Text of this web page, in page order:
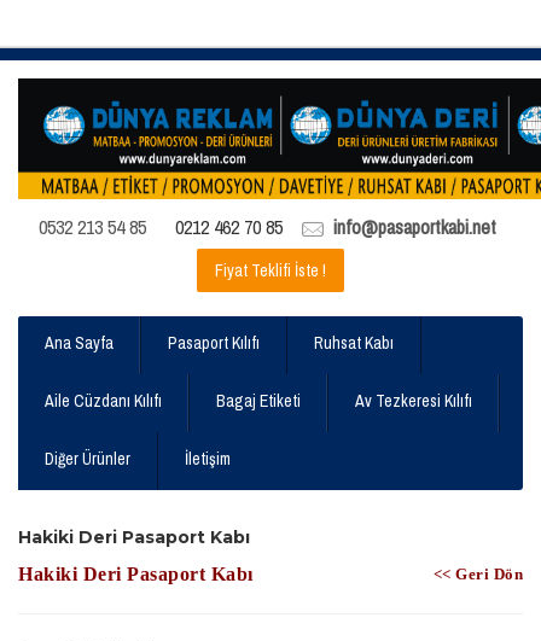
0532 213 54 85 0212 462 70 85 info@pasaportkabi.net
Fiyat Teklifi İste !
Ana Sayfa Pasaport Kılıfı Ruhsat Kabı
Aile Cüzdanı Kılıfı Bagaj Etiketi Av Tezkeresi Kılıfı
Diğer Ürünler İletişim
Hakiki Deri Pasaport Kabı
Hakiki Deri Pasaport Kabı << Geri Dön